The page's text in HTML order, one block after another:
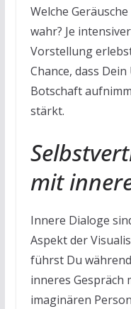
Welche
wahr? Je
Vorstellung
Chance, dass
Botschaft
stärkt.
mit
Innere Dialoge
Aspekt der
führst Du
inneres Gespräch
imaginären